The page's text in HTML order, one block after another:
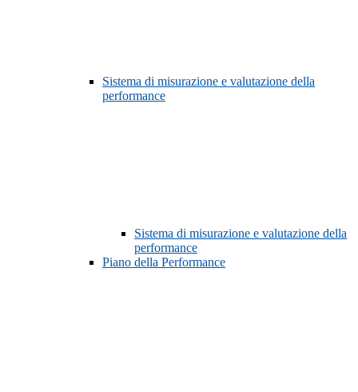
Sistema di misurazione e valutazione della
performance
Sistema di misurazione e valutazione della
performance
Piano della Performance